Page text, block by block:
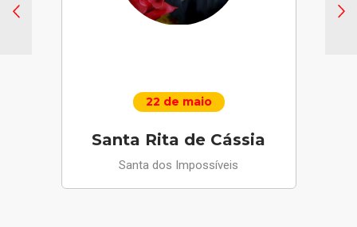
22 de maio
Santa Rita de Cássia
Santa dos Impossíveis